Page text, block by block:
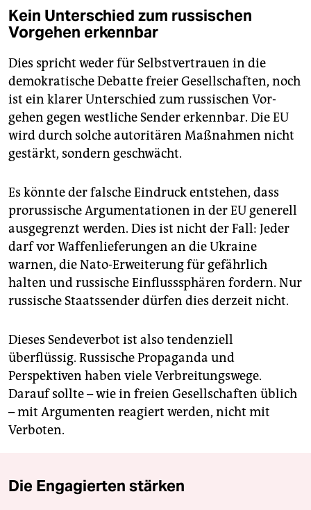
Kein Unterschied zum russischen
Vorgehen erkennbar
Dies spricht weder für Selbstvertrauen in die
demokratische Debatte freier Gesellschaften, noch
ist ein klarer Unterschied zum russischen Vor­
gehen gegen westliche Sender erkennbar. Die EU
wird durch solche autoritären Maßnahmen nicht
gestärkt, sondern geschwächt.
Es könnte der falsche Eindruck entstehen, dass
prorussische Argumentationen in der EU generell
ausgegrenzt werden. Dies ist nicht der Fall: Jeder
darf vor Waffenlieferungen an die Ukraine
warnen, die Nato-Erweiterung für gefährlich
halten und russische Einflusssphären fordern. Nur
russische Staatssender dürfen dies derzeit nicht.
Dieses Sendeverbot ist also tendenziell
überflüssig. Russische Propaganda und
Perspektiven haben viele Verbreitungswege.
Darauf sollte – wie in freien Gesellschaften üblich
– mit Argumenten reagiert werden, nicht mit
Verboten.
Die Engagierten stärken